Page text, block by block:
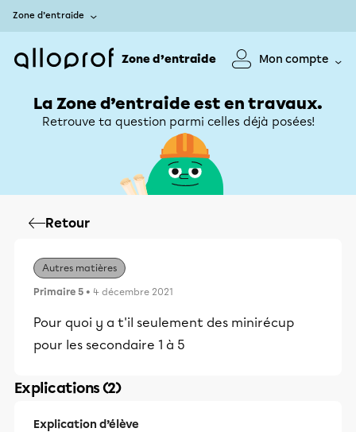
Zone d’entraide
Zone d’entraide Mon compte
La Zone d’entraide est en travaux.
Retrouve ta question parmi celles déjà posées!
Retour
Autres matières
Primaire 5 • 4 décembre 2021
Pour quoi y a t'il seulement des minirécup
pour les secondaire 1 à 5
Explications (2)
Explication d’élève